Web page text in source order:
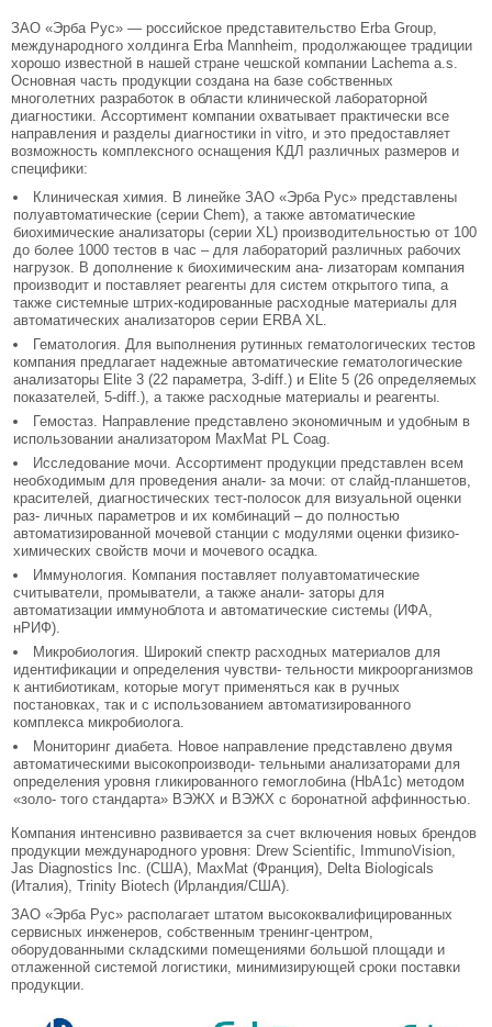
ЗАО «Эрба Рус» — российское представительство Erba Group,
международного холдинга Erba Mannheim, продолжающее традиции
хорошо известной в нашей стране чешской компании Lachema a.s.
Основная часть продукции создана на базе собственных
многолетних разработок в области клинической лабораторной
диагностики. Ассортимент компании охватывает практически все
направления и разделы диагностики in vitro, и это предоставляет
возможность комплексного оснащения КДЛ различных размеров и
специфики:
Клиническая химия. В линейке ЗАО «Эрба Рус» представлены
полуавтоматические (серии Chem), а также автоматические
биохимические анализаторы (серии XL) производительностью от 100
до более 1000 тестов в час – для лабораторий различных рабочих
нагрузок. В дополнение к биохимическим ана- лизаторам компания
производит и поставляет реагенты для систем открытого типа, а
также системные штрих-кодированные расходные материалы для
автоматических анализаторов серии ERBA XL.
Гематология. Для выполнения рутинных гематологических тестов
компания предлагает надежные автоматические гематологические
анализаторы Elite 3 (22 параметра, 3-diff.) и Elite 5 (26 определяемых
показателей, 5-diff.), а также расходные материалы и реагенты.
Гемостаз. Направление представлено экономичным и удобным в
использовании анализатором MaxMat PL Coag.
Исследование мочи. Ассортимент продукции представлен всем
необходимым для проведения анали- за мочи: от слайд-планшетов,
красителей, диагностических тест-полосок для визуальной оценки
раз- личных параметров и их комбинаций – до полностью
автоматизированной мочевой станции с модулями оценки физико-
химических свойств мочи и мочевого осадка.
Иммунология. Компания поставляет полуавтоматические
считыватели, промыватели, а также анали- заторы для
автоматизации иммуноблота и автоматические системы (ИФА,
нРИФ).
Микробиология. Широкий спектр расходных материалов для
идентификации и определения чувстви- тельности микроорганизмов
к антибиотикам, которые могут применяться как в ручных
постановках, так и с использованием автоматизированного
комплекса микробиолога.
Мониторинг диабета. Новое направление представлено двумя
автоматическими высокопроизводи- тельными анализаторами для
определения уровня гликированного гемоглобина (HbA1c) методом
«золо- того стандарта» ВЭЖХ и ВЭЖХ с боронатной аффинностью.
Компания интенсивно развивается за счет включения новых брендов
продукции международного уровня: Drew Scientific, ImmunoVision,
Jas Diagnostics Inc. (США), MaxMat (Франция), Delta Biologicals
(Италия), Trinity Biotech (Ирландия/США).
ЗАО «Эрба Рус» располагает штатом высококвалифицированных
сервисных инженеров, собственным тренинг-центром,
оборудованными складскими помещениями большой площади и
отлаженной системой логистики, минимизирующей сроки поставки
продукции.